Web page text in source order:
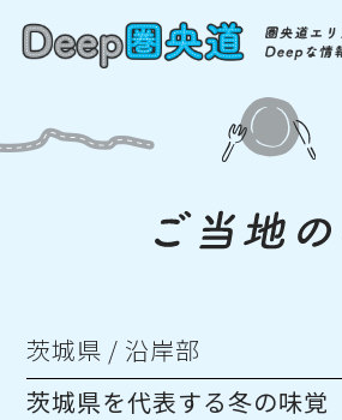
茨城県 / 沿岸部
茨城県を代表する冬の味